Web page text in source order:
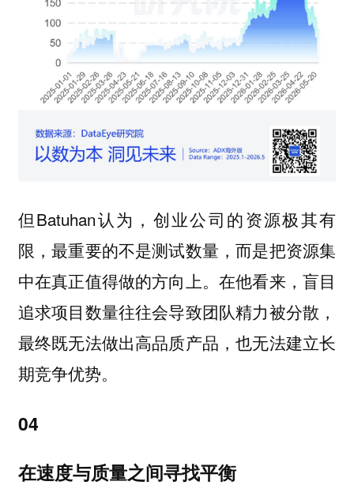
但Batuhan认为，创业公司的资源极其有
限，最重要的不是测试数量，而是把资源集
中在真正值得做的方向上。在他看来，盲目
追求项目数量往往会导致团队精力被分散，
最终既无法做出高品质产品，也无法建立长
期竞争优势。
04
在速度与质量之间寻找平衡